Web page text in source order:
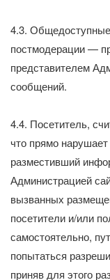
4.3.
постмодерации —
представителем
сообщений.
4.4. Посетитель,
что прямо
разместивший
Администрацией
вызванных
посетители и/или
самостоятельно,
попытаться
приняв для этого